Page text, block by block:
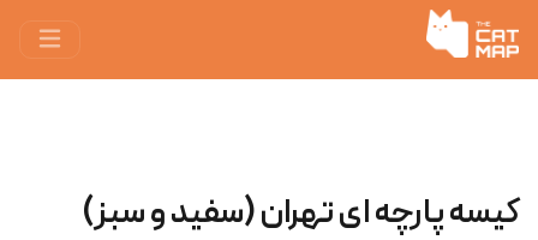
کیسه پارچه ‌ای تهران (سفید و سبز)